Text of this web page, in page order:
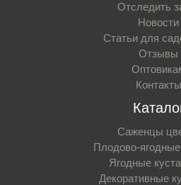
Отследить
Новости
Статьи для
Отзывы
Контакты
Саженцы
Плодово-
Ягодные
Декоративные